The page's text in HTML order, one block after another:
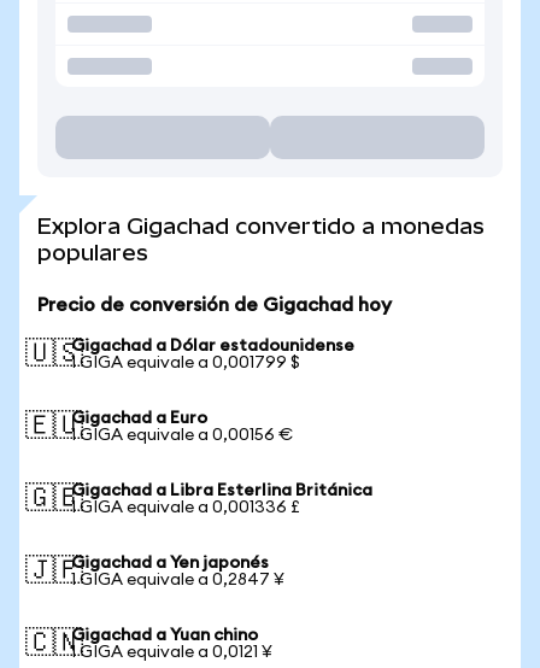
Explora Gigachad convertido a monedas
populares
Precio de conversión de Gigachad hoy
🇺🇸Gigachad a Dólar estadounidense
1 GIGA equivale a 0,001799 $
🇪🇺Gigachad a Euro
1 GIGA equivale a 0,00156 €
🇬🇧Gigachad a Libra Esterlina Británica
1 GIGA equivale a 0,001336 £
🇯🇵Gigachad a Yen japonés
1 GIGA equivale a 0,2847 ¥
🇨🇳Gigachad a Yuan chino
1 GIGA equivale a 0,0121 ¥